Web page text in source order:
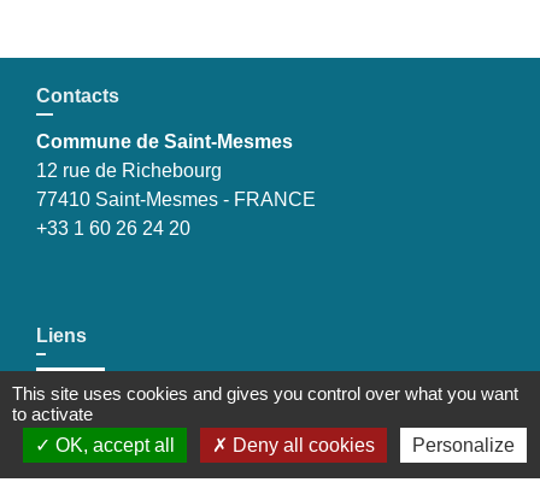
Contacts
Commune de Saint-Mesmes
12 rue de Richebourg
77410 Saint-Mesmes - FRANCE
+33 1 60 26 24 20
Liens
Préfecture de Seine-et-Marne
Région Ile de France
This site uses cookies and gives you control over what you want
to activate
OK, accept all
Deny all cookies Personalize